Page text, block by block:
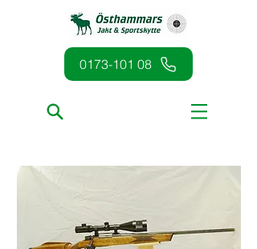
0173-101 08